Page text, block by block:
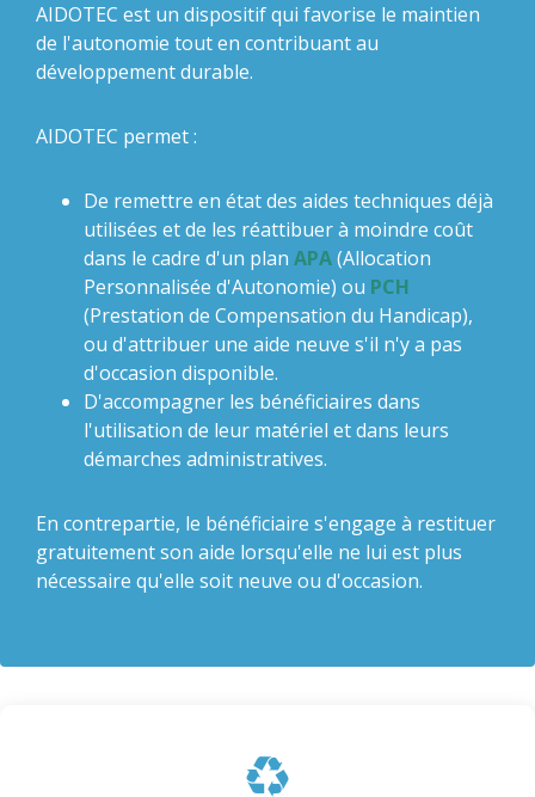
AIDOTEC est un dispositif qui favorise le maintien
de l'autonomie tout en contribuant au
développement durable.
AIDOTEC permet :
De remettre en état des aides techniques déjà
utilisées et de les réattibuer à moindre coût
dans le cadre d'un plan APA(Allocation
Personnalisée d'Autonomie) ou PCH
(Prestation de Compensation du Handicap),
ou d'attribuer une aide neuve s'il n'y a pas
d'occasion disponible.
D'accompagner les bénéficiaires dans
l'utilisation de leur matériel et dans leurs
démarches administratives.
En contrepartie, le bénéficiaire s'engage à restituer
gratuitement son aide lorsqu'elle ne lui est plus
nécessaire qu'elle soit neuve ou d'occasion.